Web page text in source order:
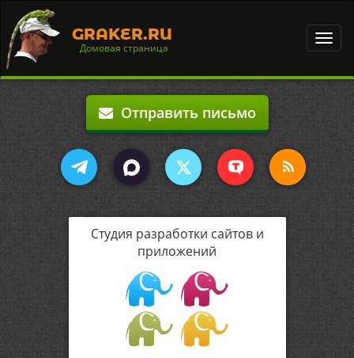
GRAKER.RU
Домовая страница
Отправить письмо
Студия разработки сайтов и
приложений